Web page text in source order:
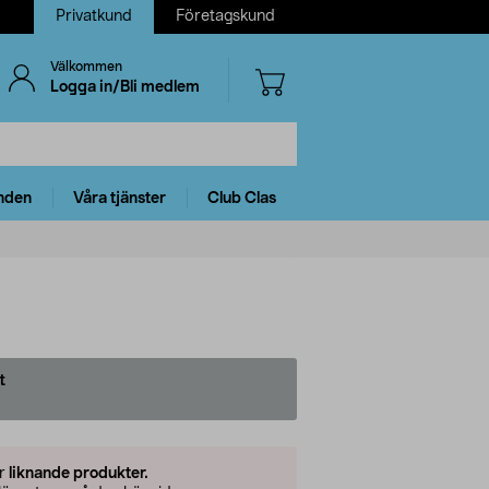
Privatkund Företagskund
Välkommen
Logga in/Bli medlem
Våra tjänster Club Clas
liknande produkter.